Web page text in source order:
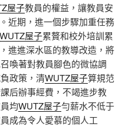
屋子教員的權益，讓教員安
近期，進一個步驟加重任務
WUTZ屋子累贅和校外培訓累
進進深水區的教導改造，將
喚著對教員腳色的微協調
政策，清WUTZ屋子算規范
后辦事經費，不竭進步教
均WUTZ屋子勻薪水不低于
成為令人愛慕的個人工